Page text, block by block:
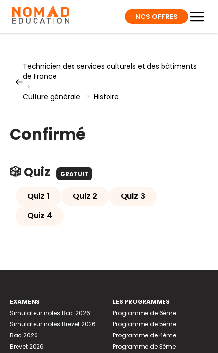
NOS OFFRES
Technicien des services culturels et des bâtiments
de France
>
Culture générale
> Histoire
Confirmé
🎲 Quiz GRATUIT
Quiz 1 Quiz 2
Quiz 3
Quiz 4
EXAMENS
Simulateur notes Bac 2026
Simulateur notes Brevet 2026
Bac 2026
Brevet 2026
LES PROGRAMMES
Programme de 6ème
Programme de 5ème
Programme de 4ème
Programme de 3ème